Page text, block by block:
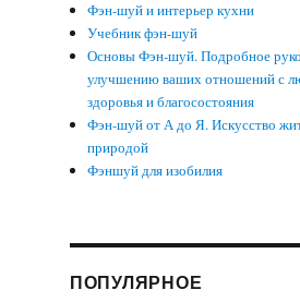
Фэн-шуй и интерьер кухни
Учебник фэн-шуй
Основы Фэн-шуй. Подробное
улучшению ваших отношений с
здоровья и благосостояния
Фэн-шуй от А до Я. Искусство
природой
Фэншуй для изобилия
ПОПУЛЯРНОЕ